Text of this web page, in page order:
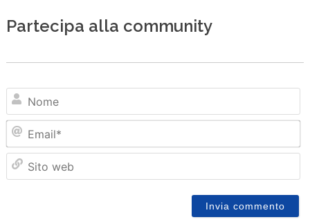
Partecipa alla community